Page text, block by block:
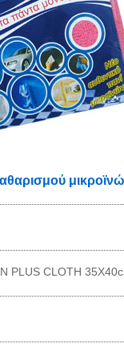
PLUS CLOTH